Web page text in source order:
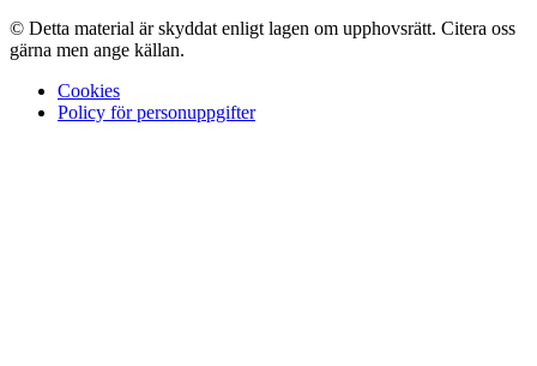
© Detta material är skyddat enligt lagen om upphovsrätt. Citera oss
gärna men ange källan.
Cookies
Policy för personuppgifter